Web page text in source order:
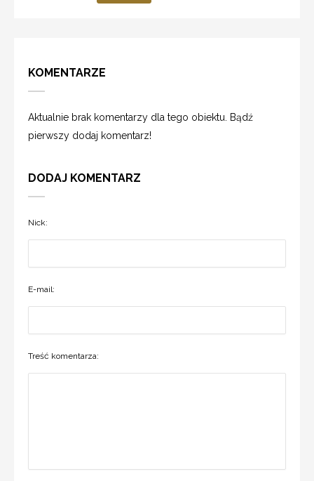
KOMENTARZE
Aktualnie brak komentarzy dla tego obiektu. Bądź
pierwszy dodaj komentarz!
DODAJ KOMENTARZ
Nick:
E-mail:
Treść komentarza: